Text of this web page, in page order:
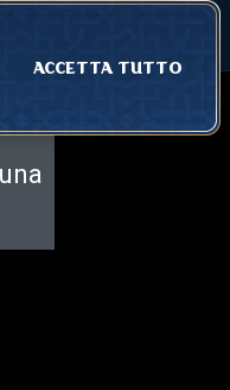
ACCETTA TUTTO